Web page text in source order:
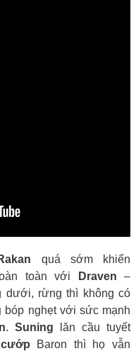
quá sớm khiến
toàn với Draven –
dưới, rừng thì không có
bóp nghẹt với sức mạnh
. Suning lăn cầu tuyết
cướp Baron thì họ vẫn